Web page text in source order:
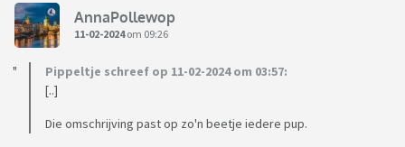
AnnaPollewop
11-02-2024om 09:26
Pippeltje schreef op 11-02-2024 om 03:57:
[..]
Die omschrijving past op zo'n beetje iedere pup.